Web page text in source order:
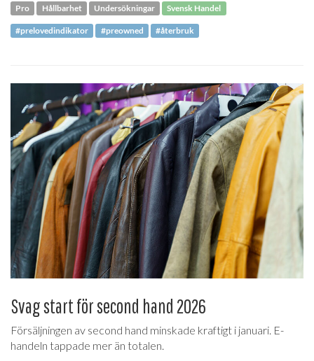
Pro Hållbarhet Undersökningar Svensk Handel
#prelovedindikator #preowned #återbruk
Svag start för second hand 2026
Försäljningen av second hand minskade kraftigt i januari. E-
handeln tappade mer än totalen.